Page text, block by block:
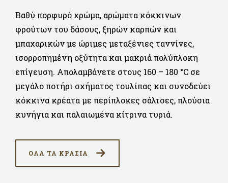
Βαθύ πορφυρό χρώμα, αρώματα κόκκινων
φρούτων του δάσους, ξηρών καρπών και
μπαχαρικών με ώριμες μεταξένιες ταννίνες,
ισορροπημένη οξύτητα και μακριά πολύπλοκη
επίγευση. Απολαμβάνετε στους 160 – 180 °C σε
μεγάλο ποτήρι σχήματος τουλίπας και συνοδεύει
κόκκινα κρέατα με περίπλοκες σάλτσες, πλούσια
κυνήγια και παλαιωμένα κίτρινα τυριά.
ΟΛΑ ΤΑ ΚΡΑΣΙΑ